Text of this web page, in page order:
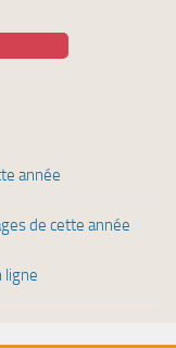
année
de cette année
ligne